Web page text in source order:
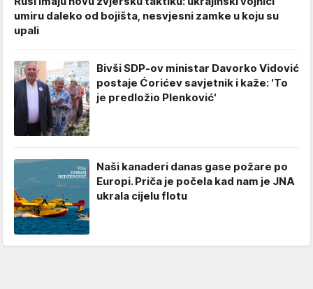
umiru daleko od bojišta, nesvjesni zamke u koju su
upali
Bivši SDP-ov ministar Davorko Vidović
postaje Ćorićev savjetnik i kaže: 'To
je predložio Plenković'
Naši kanaderi danas gase požare po
Europi. Priča je počela kad nam je JNA
ukrala cijelu flotu